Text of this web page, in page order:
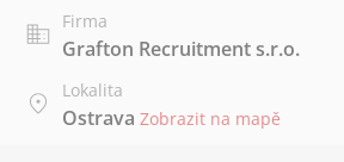
Firma
Grafton Recruitment s.r.o.
Lokalita
Ostrava Zobrazit na mapě